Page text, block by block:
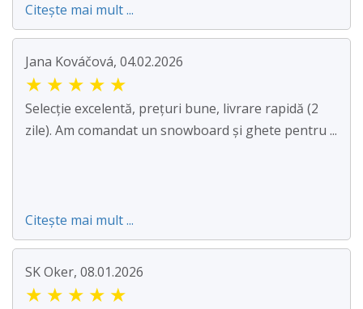
Citește mai mult ...
Jana Kováčová, 04.02.2026
★ ★ ★ ★ ★
Selecție excelentă, prețuri bune, livrare rapidă (2
zile). Am comandat un snowboard și ghete pentru ...
Citește mai mult ...
SK Oker, 08.01.2026
★ ★ ★ ★ ★